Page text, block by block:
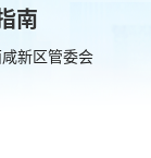
南
新区管委会